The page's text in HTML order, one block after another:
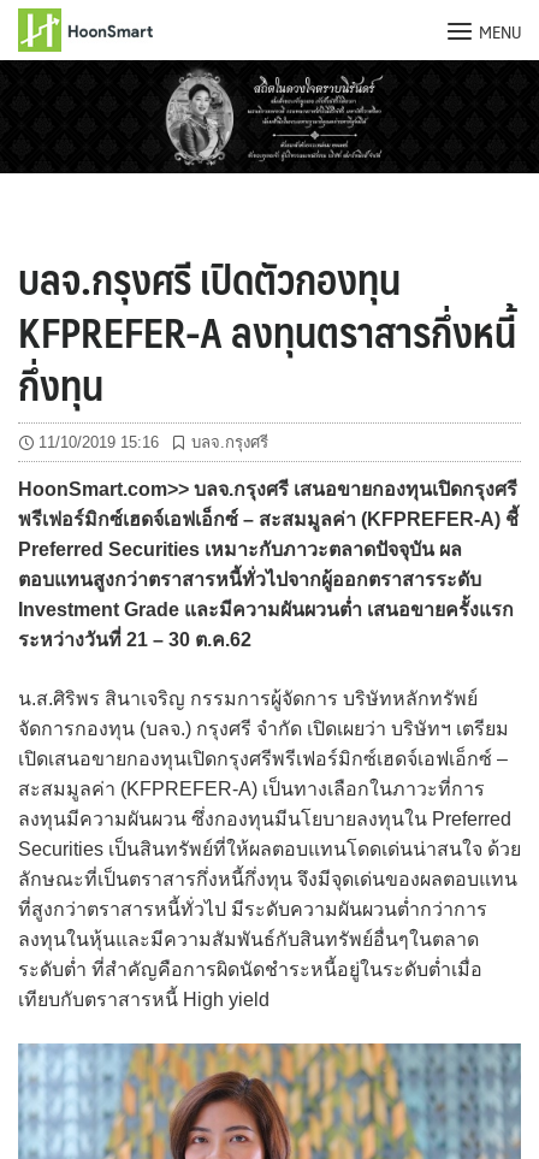
MENU
บลจ.กรุงศรี เปิดตัวกองทุน
KFPREFER-A ลงทุนตราสารกึ่งหนี้
กึ่งทุน
11/10/2019 15:16 บลจ.กรุงศรี
HoonSmart.com>> บลจ.กรุงศรี เสนอขายกองทุนเปิดกรุงศรี
พรีเฟอร์มิกซ์เฮดจ์เอฟเอ็กซ์ – สะสมมูลค่า (KFPREFER-A) ชี้
Preferred Securities เหมาะกับภาวะตลาดปัจจุบัน ผล
ตอบแทนสูงกว่าตราสารหนี้ทั่วไปจากผู้ออกตราสารระดับ
Investment Grade และมีความผันผวนต่ำ เสนอขายครั้งแรก
ระหว่างวันที่ 21 – 30 ต.ค.62
น.ส.ศิริพร สินาเจริญ กรรมการผู้จัดการ บริษัทหลักทรัพย์
จัดการกองทุน (บลจ.) กรุงศรี จำกัด เปิดเผยว่า บริษัทฯ เตรียม
เปิดเสนอขายกองทุนเปิดกรุงศรีพรีเฟอร์มิกซ์เฮดจ์เอฟเอ็กซ์ –
สะสมมูลค่า (KFPREFER-A) เป็นทางเลือกในภาวะที่การ
ลงทุนมีความผันผวน ซึ่งกองทุนมีนโยบายลงทุนใน Preferred
Securities เป็นสินทรัพย์ที่ให้ผลตอบแทนโดดเด่นน่าสนใจ ด้วย
ลักษณะที่เป็นตราสารกึ่งหนี้กึ่งทุน จึงมีจุดเด่นของผลตอบแทน
ที่สูงกว่าตราสารหนี้ทั่วไป มีระดับความผันผวนต่ำกว่าการ
ลงทุนในหุ้นและมีความสัมพันธ์กับสินทรัพย์อื่นๆในตลาด
ระดับต่ำ ที่สำคัญคือการผิดนัดชำระหนี้อยู่ในระดับต่ำเมื่อ
เทียบกับตราสารหนี้ High yield